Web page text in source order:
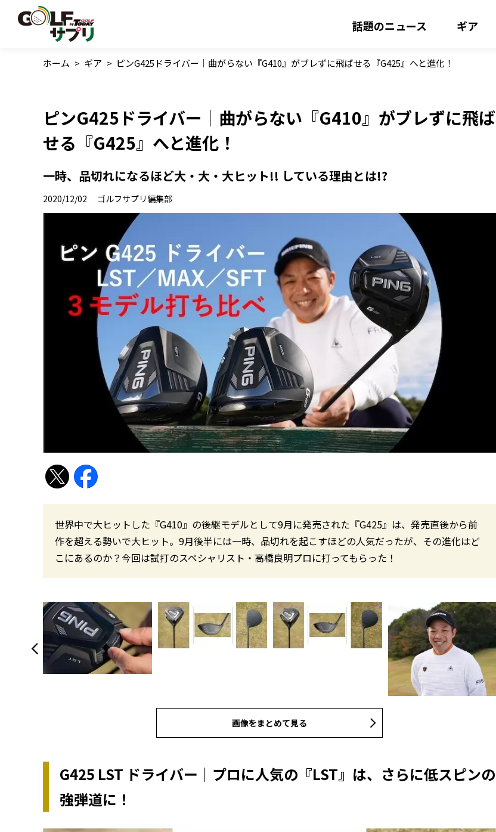
話題のニュース ギア
ホーム > ギア > ピンG425ドライバー｜曲がらない『G410』がブレずに飛ばせる『G425』へと進化！
ピンG425ドライバー｜曲がらない『G410』がブレずに飛ば
せる『G425』へと進化！
一時、品切れになるほど大・大・大ヒット!! している理由とは!?
2020/12/02 ゴルフサプリ編集部
世界中で大ヒットした『G410』の後継モデルとして9月に発売された『G425』は、発売直後から前
作を超える勢いで大ヒット。9月後半には一時、品切れを起こすほどの人気だったが、その進化はど
こにあるのか？今回は試打のスペシャリスト・高橋良明プロに打ってもらった！
画像をまとめて見る
G425 LST ドライバー｜プロに人気の『LST』は、さらに低スピンの
強弾道に！